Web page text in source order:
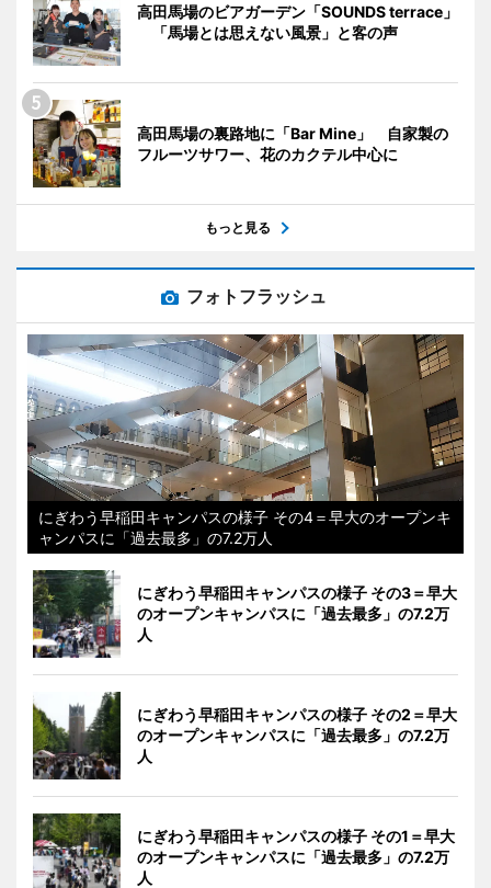
高田馬場のビアガーデン「SOUNDS terrace」
「馬場とは思えない風景」と客の声
高田馬場の裏路地に「Bar Mine」 自家製の
フルーツサワー、花のカクテル中心に
もっと見る
フォトフラッシュ
にぎわう早稲田キャンパスの様子 その4＝早大のオープンキ
ャンパスに「過去最多」の7.2万人
にぎわう早稲田キャンパスの様子 その3＝早大
のオープンキャンパスに「過去最多」の7.2万
人
にぎわう早稲田キャンパスの様子 その2＝早大
のオープンキャンパスに「過去最多」の7.2万
人
にぎわう早稲田キャンパスの様子 その1＝早大
のオープンキャンパスに「過去最多」の7.2万
人